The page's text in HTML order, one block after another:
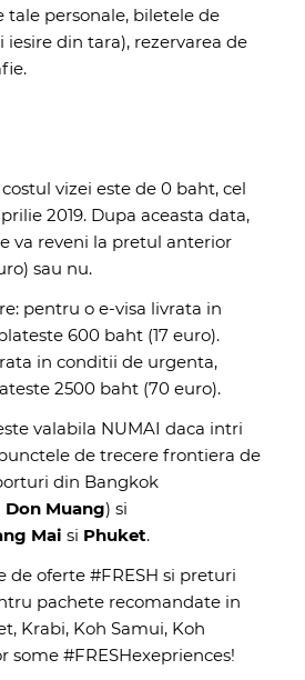
tale personale, biletele de
iesire din tara), rezervarea de
vizei este de 0 baht, cel
2019. Dupa aceasta data,
va reveni la pretul anterior
sau nu.
pentru o e-visa livrata in
600 baht (17 euro).
in conditii de urgenta,
2500 baht (70 euro).
valabila NUMAI daca intri
de trecere frontiera de
din Bangkok
Don Muang) si
Mai si Phuket.
de oferte #FRESH si preturi
pachete recomandate in
Krabi, Koh Samui, Koh
some #FRESHexepriences!